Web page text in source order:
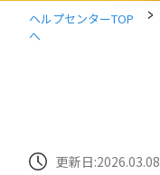
ヘルプセンターTOP
へ
>
更新日:2026.03.08